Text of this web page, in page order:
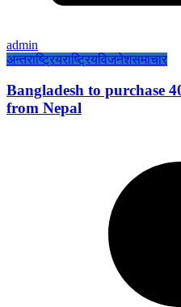
admin
अन्तराष्ट्रियराष्ट्रियविजनेशसमाचार
Bangladesh to purchase
from Nepal